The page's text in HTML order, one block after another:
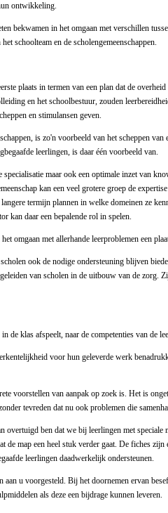
ontwikkeling.
bekwamen in het omgaan met verschillen
schoolteam en de scholengemeenschappen.
plaats in termen van een plan dat de
en het schoolbestuur, zouden
en stimulansen geven.
is zo'n voorbeeld van het scheppen
leerlingen, is daar één voorbeeld van.
maar ook een optimale inzet van
kan een veel grotere groep de
termijn plannen in welke domeinen ze
kan daar een bepalende rol in spelen.
omgaan met allerhande leerproblemen een
ook de nodige ondersteuning blijven
van scholen in de uitbouw van de
klas afspeelt, naar de competenties van de
voor hun geleverde werk
voorstellen van aanpak op zoek is. Het is
tevreden dat nu ook problemen die
ben dat we bij leerlingen met
de map een heel stuk verder gaat. De fiches
leerlingen daadwerkelijk ondersteunen.
u voorgesteld. Bij het doornemen ervan
als deze een bijdrage kunnen leveren.